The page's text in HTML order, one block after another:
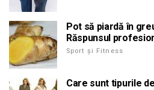
Pot să piardă în
Răspunsul
Sport și Fitness
Care sunt tipurile